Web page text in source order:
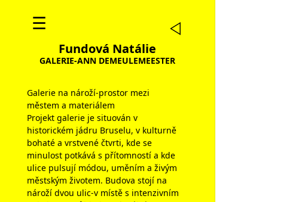
☰
Fundová Natálie
GALERIE-ANN DEMEULEMEESTER
Galerie na nároží-prostor mezi
městem a materiálem
Projekt galerie je situován v
historickém jádru Bruselu, v kulturně
bohaté a vrstvené čtvrti, kde se
minulost potkává s přítomností a kde
ulice pulsují módou, uměním a živým
městským životem. Budova stojí na
nároží dvou ulic-v místě s intenzivním